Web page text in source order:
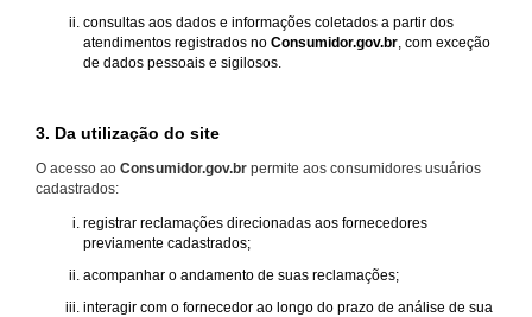
consultas aos dados e informações coletados a partir dos
atendimentos registrados no Consumidor.gov.br , com exceção
de dados pessoais e sigilosos.
3. Da utilização do site
O acesso ao Consumidor.gov.br permite aos consumidores usuários
cadastrados:
registrar reclamações direcionadas aos fornecedores
previamente cadastrados;
acompanhar o andamento de suas reclamações;
interagir com o fornecedor ao longo do prazo de análise de sua